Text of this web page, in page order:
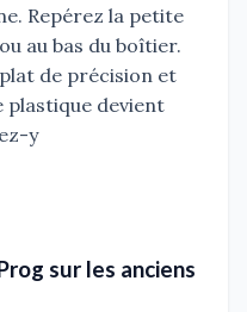
Repérez la petite
au bas du boîtier.
de précision et
plastique devient
y
sur les anciens